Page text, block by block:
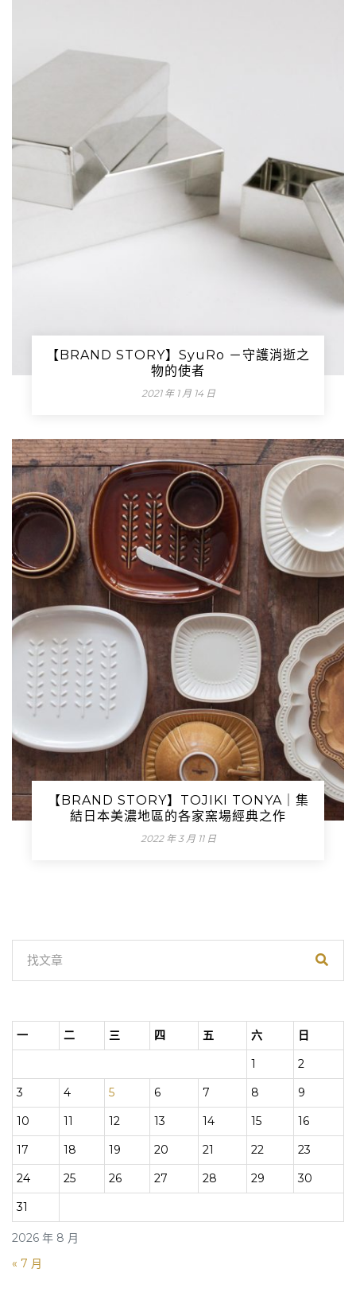
【BRAND STORY】SyuRo －守護消逝之
物的使者
2021 年 1 月 14 日
【BRAND STORY】TOJIKI TONYA｜集
結日本美濃地區的各家窯場經典之作
2022 年 3 月 11 日
2026 年 8 月
一 二 三 四 五 六
日
1
2
3
4 5 6 7 8
9
10
11 12 13 14 15
16
17
18 19 20 21 22
23
24
25 26 27 28 29
30
31
« 7 月